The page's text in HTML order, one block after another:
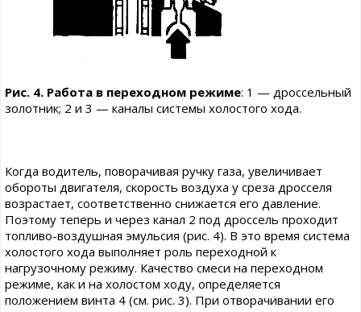
Рис. 4. Работа в переходном режиме: 1 — дроссельный
золотник; 2 и 3 — каналы системы холостого хода.
Когда водитель, поворачивая ручку газа, увеличивает
обороты двигателя, скорость воздуха у среза дросселя
возрастает, соответственно снижается его давление.
Поэтому теперь и через канал 2 под дроссель проходит
топливо-воздушная эмульсия (рис. 4). В это время система
холостого хода выполняет роль переходной к
нагрузочному режиму. Качество смеси на переходном
режиме, как и на холостом ходу, определяется
положением винта 4 (см. рис. 3). При отворачивании его